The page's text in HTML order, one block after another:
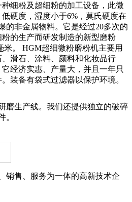
细粉及超细粉的加工设备，此微
硬度，湿度小于6%，莫氏硬度在
的非金属物料。它是经过20多次的
的生产而研发制造的新型磨粉
米。 HGM超细微粉磨粉机主要用
滑石、涂料、颜料和化妆品行
经济实惠、产量大，并且一年只
装备有袋式过滤器以保护环境。
磨生产线。我们还提供独立的破碎
。
销售、服务为一体的高新技术企